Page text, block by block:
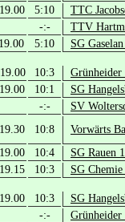
5:10 TTC
-:- TTV
5:10 SG
10:3
10:1 SG
-:- SV
10:8 Vorwärts
10:4 SG Rauen
10:3 SG
10:3 SG
-:-